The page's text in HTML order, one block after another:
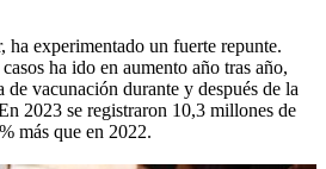
ha experimentado un fuerte repunte.
ha ido en aumento año tras año,
de vacunación durante y después de la
2023 se registraron 10,3 millones de
más que en 2022.